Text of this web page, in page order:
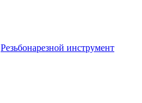
Резьбонарезной инструмент